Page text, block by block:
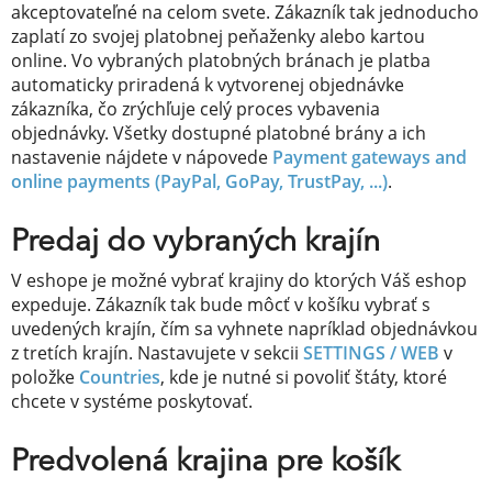
akceptovateľné na celom svete. Zákazník tak jednoducho
zaplatí zo svojej platobnej peňaženky alebo kartou
online. Vo vybraných platobných bránach je platba
automaticky priradená k vytvorenej objednávke
zákazníka, čo zrýchľuje celý proces vybavenia
objednávky. Všetky dostupné platobné brány a ich
nastavenie nájdete v nápovede Payment gateways and
online payments (PayPal, GoPay, TrustPay, ...).
Predaj do vybraných krajín
V eshope je možné vybrať krajiny do ktorých Váš eshop
expeduje. Zákazník tak bude môcť v košíku vybrať s
uvedených krajín, čím sa vyhnete napríklad objednávkou
z tretích krajín. Nastavujete v sekcii SETTINGS / WEB v
položke Countries, kde je nutné si povoliť štáty, ktoré
chcete v systéme poskytovať.
Predvolená krajina pre košík